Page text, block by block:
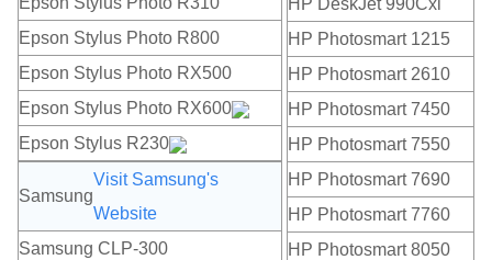
Epson Stylus Photo R800
Epson Stylus Photo RX500
Epson Stylus Photo RX600
Epson Stylus R230
Samsung
Visit Samsung's
Website
Samsung CLP-300
HP DeskJet 990Cxi
HP Photosmart 1215
HP Photosmart 2610
HP Photosmart 7450
HP Photosmart 7550
HP Photosmart 7690
HP Photosmart 7760
HP Photosmart 8050